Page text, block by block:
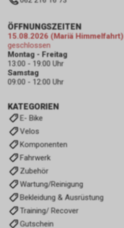
KATEGORIEN
E- Bike
Velos
Komponenten
Fahrwerk
Zubehör
Wartung/Reinigung
Bekleidung & Ausrüstung
Training/ Recover
Gutschein
ÖFFNUNGSZEITEN
15.08.2026 (Mariä Himmelfahrt)
geschlossen
Montag - Freitag
13:00 - 19:00 Uhr
Samstag
09:00 - 12:00 Uhr